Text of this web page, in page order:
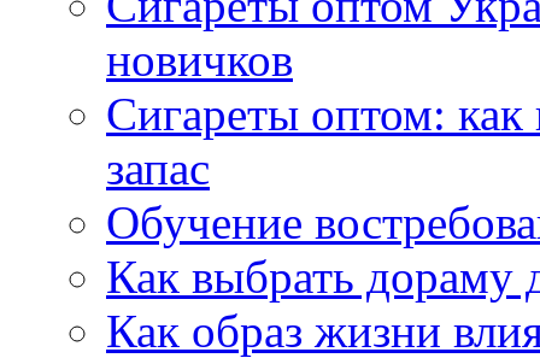
новичков
Сигареты оптом:
запас
Обучение
Как выбрать дораму
Как образ жизни